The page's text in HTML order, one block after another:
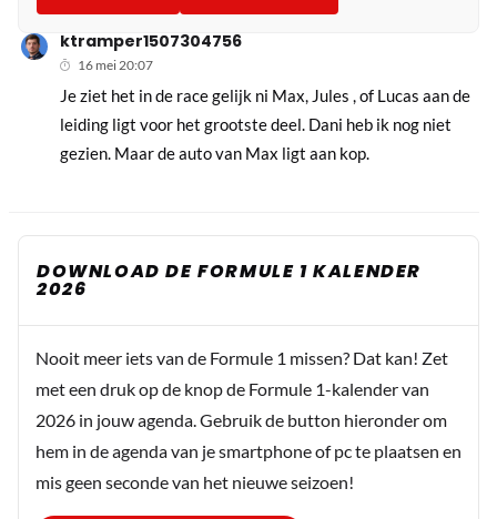
ktramper1507304756
16 mei 20:07
Je ziet het in de race gelijk ni Max, Jules , of Lucas aan de
leiding ligt voor het grootste deel. Dani heb ik nog niet
gezien. Maar de auto van Max ligt aan kop.
DOWNLOAD DE FORMULE 1 KALENDER
2026
Nooit meer iets van de Formule 1 missen? Dat kan! Zet
met een druk op de knop de Formule 1-kalender van
2026 in jouw agenda. Gebruik de button hieronder om
hem in de agenda van je smartphone of pc te plaatsen en
mis geen seconde van het nieuwe seizoen!